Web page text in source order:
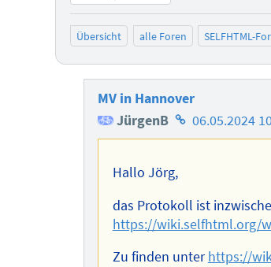
Übersicht alle Foren SELFHTML-
MV in Hannover
JürgenB Homepage
des
06.05.2024
Hallo Jörg,
das Protokoll ist
https://wiki.selfhtml.org/
Zu finden unterhttps://